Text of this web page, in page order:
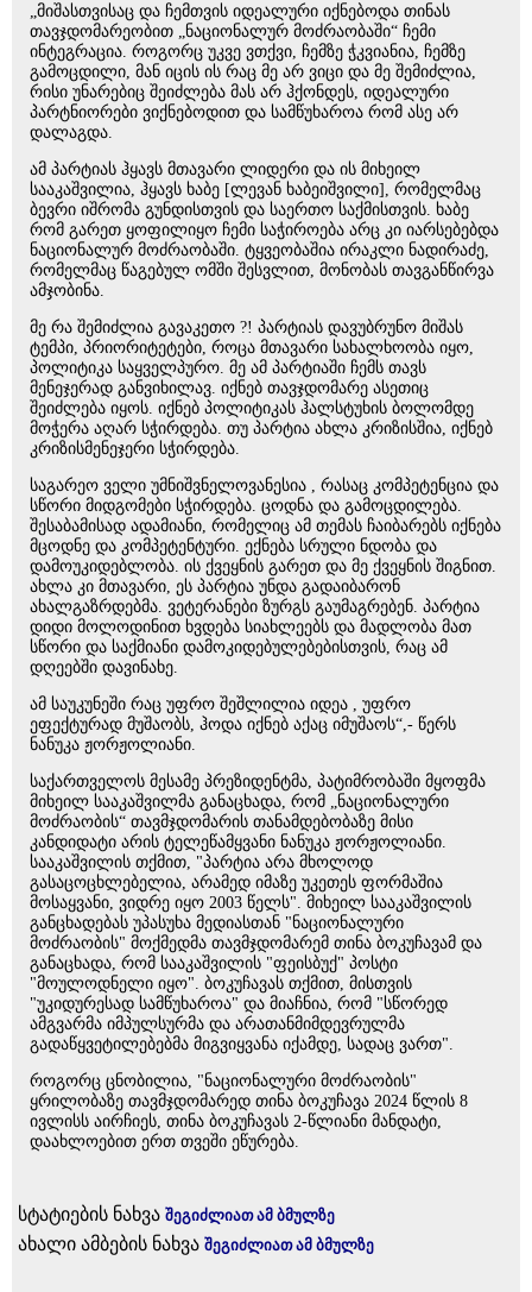
„მიშასთვისაც და ჩემთვის იდეალური იქნებოდა თინას
თავჯდომარეობით „ნაციონალურ მოძრაობაში“ ჩემი
ინტეგრაცია. როგორც უკვე ვთქვი, ჩემზე ჭკვიანია, ჩემზე
გამოცდილი, მან იცის ის რაც მე არ ვიცი და მე შემიძლია,
რისი უნარებიც შეიძლება მას არ ჰქონდეს, იდეალური
პარტნიორები ვიქნებოდით და სამწუხაროა რომ ასე არ
დალაგდა.
ამ პარტიას ჰყავს მთავარი ლიდერი და ის მიხეილ
სააკაშვილია, ჰყავს ხაბე [ლევან ხაბეიშვილი], რომელმაც
ბევრი იშრომა გუნდისთვის და საერთო საქმისთვის. ხაბე
რომ გარეთ ყოფილიყო ჩემი საჭიროება არც კი იარსებებდა
ნაციონალურ მოძრაობაში. ტყვეობაშია ირაკლი ნადირაძე,
რომელმაც წაგებულ ომში შესვლით, მონობას თავგანწირვა
ამჯობინა.
მე რა შემიძლია გავაკეთო ?! პარტიას დავუბრუნო მიშას
ტემპი, პრიორიტეტები, როცა მთავარი სახალხოობა იყო,
პოლიტიკა საყველპურო. მე ამ პარტიაში ჩემს თავს
მენეჯერად განვიხილავ. იქნებ თავჯდომარე ასეთიც
შეიძლება იყოს. იქნებ პოლიტიკას ჰალსტუხის ბოლომდე
მოჭერა აღარ სჭირდება. თუ პარტია ახლა კრიზისშია, იქნებ
კრიზისმენეჯერი სჭირდება.
საგარეო ველი უმნიშვნელოვანესია , რასაც კომპეტენცია და
სწორი მიდგომები სჭირდება. ცოდნა და გამოცდილება.
შესაბამისად ადამიანი, რომელიც ამ თემას ჩაიბარებს იქნება
მცოდნე და კომპეტენტური. ექნება სრული ნდობა და
დამოუკიდებლობა. ის ქვეყნის გარეთ და მე ქვეყნის შიგნით.
ახლა კი მთავარი, ეს პარტია უნდა გადაიბარონ
ახალგაზრდებმა. ვეტერანები ზურგს გაუმაგრებენ. პარტია
დიდი მოლოდინით ხვდება სიახლეებს და მადლობა მათ
სწორი და საქმიანი დამოკიდებულებებისთვის, რაც ამ
დღეებში დავინახე.
ამ საუკუნეში რაც უფრო შეშლილია იდეა , უფრო
ეფექტურად მუშაობს, ჰოდა იქნებ აქაც იმუშაოს“,- წერს
ნანუკა ჟორჟოლიანი.
საქართველოს მესამე პრეზიდენტმა, პატიმრობაში მყოფმა
მიხეილ სააკაშვილმა განაცხადა, რომ „ნაციონალური
მოძრაობის“ თავმჯდომარის თანამდებობაზე მისი
კანდიდატი არის ტელეწამყვანი ნანუკა ჟორჟოლიანი.
სააკაშვილის თქმით, "პარტია არა მხოლოდ
გასაცოცხლებელია, არამედ იმაზე უკეთეს ფორმაშია
მოსაყვანი, ვიდრე იყო 2003 წელს". მიხეილ სააკაშვილის
განცხადებას უპასუხა მედიასთან "ნაციონალური
მოძრაობის" მოქმედმა თავმჯდომარემ თინა ბოკუჩავამ და
განაცხადა, რომ სააკაშვილის "ფეისბუქ" პოსტი
"მოულოდნელი იყო". ბოკუჩავას თქმით, მისთვის
"უკიდურესად სამწუხაროა" და მიაჩნია, რომ "სწორედ
ამგვარმა იმპულსურმა და არათანმიმდევრულმა
გადაწყვეტილებებმა მიგვიყვანა იქამდე, სადაც ვართ".
როგორც ცნობილია, "ნაციონალური მოძრაობის"
ყრილობაზე თავმჯდომარედ თინა ბოკუჩავა 2024 წლის 8
ივლისს აირჩიეს, თინა ბოკუჩავას 2-წლიანი მანდატი,
დაახლოებით ერთ თვეში ეწურება.
სტატიების ნახვა შეგიძლიათ ამ ბმულზე
ახალი ამბების ნახვა შეგიძლიათ ამ ბმულზე